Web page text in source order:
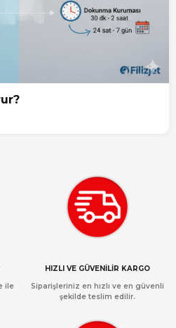
ile
HIZLI VE GÜVENİLİR KARGO
Siparişleriniz en hızlı ve en güvenli
şekilde teslim edilir.